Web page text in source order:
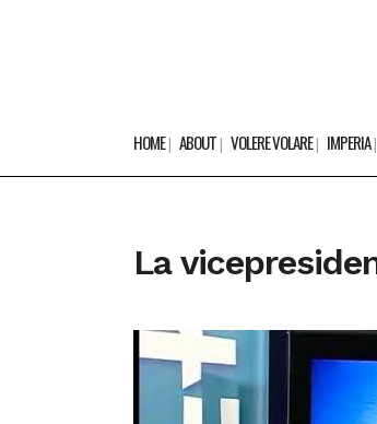
HOME ABOUT VOLERE VOLARE IMPERIA
La